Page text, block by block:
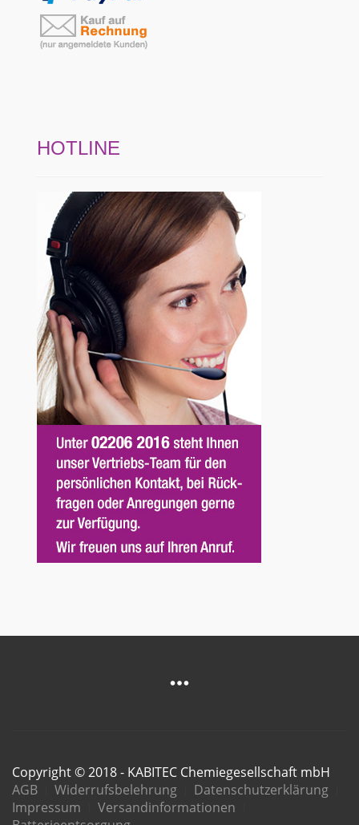
HOTLINE
Copyright © 2018 - KABITEC Chemiegesellschaft mbH
AGB
Widerrufsbelehrung
Datenschutzerklärung
Impressum
Versandinformationen